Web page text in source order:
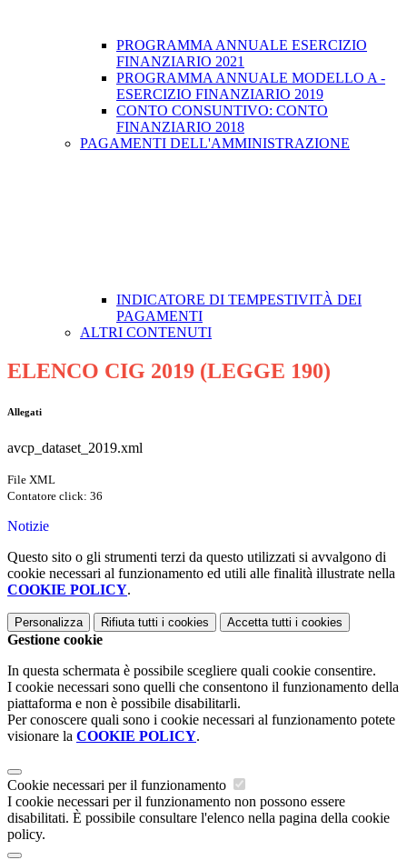
PROGRAMMA ANNUALE ESERCIZIO
FINANZIARIO 2021
PROGRAMMA ANNUALE MODELLO A -
ESERCIZIO FINANZIARIO 2019
CONTO CONSUNTIVO: CONTO
FINANZIARIO 2018
PAGAMENTI DELL'AMMINISTRAZIONE
INDICATORE DI TEMPESTIVITÀ DEI
PAGAMENTI
ALTRI CONTENUTI
ELENCO CIG 2019 (LEGGE 190)
Allegati
avcp_dataset_2019.xml
File XML
Contatore click: 36
Notizie
Questo sito o gli strumenti terzi da questo utilizzati si avvalgono di
cookie necessari al funzionamento ed utili alle finalità illustrate nella
COOKIE POLICY.
Personalizza Rifiuta tutti i cookies Accetta tutti i cookies
Gestione cookie
In questa schermata è possibile scegliere quali cookie consentire.
I cookie necessari sono quelli che consentono il funzionamento della
piattaforma e non è possibile disabilitarli.
Per conoscere quali sono i cookie necessari al funzionamento potete
visionare la COOKIE POLICY.
Cookie necessari per il funzionamento
I cookie necessari per il funzionamento non possono essere
disabilitati. È possibile consultare l'elenco nella pagina della cookie
policy.